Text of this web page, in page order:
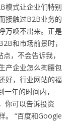
模式让企业们特别
接触过B2B业务的
万唤不出来。正是
和市场前景时，
，不会告诉我，
产企业怎么掏腰包
好，行业网站的福
年的时间内，
你可以告诉投资
。 “百度和Google